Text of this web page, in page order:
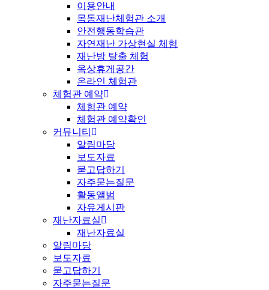
이용안내
목동재난체험관 소개
안전행동학습관
자연재난 가상현실 체험
재난방 탈출 체험
옥상휴게공간
온라인 체험관
체험관 예약
체험관 예약
체험관 예약확인
커뮤니티
알림마당
보도자료
묻고답하기
자주묻는질문
활동앨범
자유게시판
재난자료실
재난자료실
알림마당
보도자료
묻고답하기
자주묻는질문